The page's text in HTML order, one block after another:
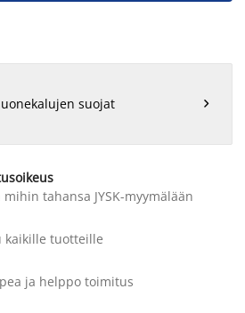
suojat 
tahansa JYSK-myymälään
kaikille tuotteille
ja helppo toimitus